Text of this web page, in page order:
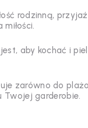
rodzinną,
aby kochać i
zarówno do
garderobie.